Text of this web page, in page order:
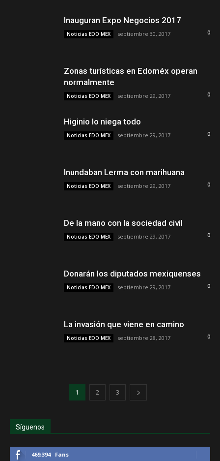
Inauguran Expo Negocios 2017
Noticias EDO MEX septiembre 30, 2017 0
Zonas turísticas en Edoméx operan
normalmente
Noticias EDO MEX septiembre 29, 2017 0
Higinio lo niega todo
Noticias EDO MEX septiembre 29, 2017 0
Inundaban Lerma con marihuana
Noticias EDO MEX septiembre 29, 2017 0
De la mano con la sociedad civil
Noticias EDO MEX septiembre 29, 2017 0
Donarán los diputados mexiquenses
Noticias EDO MEX septiembre 29, 2017 0
La invasión que viene en camino
Noticias EDO MEX septiembre 28, 2017 0
1 2 3
Síguenos
469,394 Fans